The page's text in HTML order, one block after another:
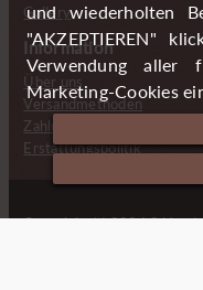
Gallery
Information
Über uns
Versandmethoden
Zahlungsmöglichkeiten
Erstattungspolitik
Copyright (c) 2024 2
und wiederholten
"AKZEPTIEREN"
Verwendung aller
Marketing-Cookies